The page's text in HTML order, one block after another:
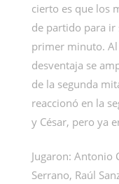
cierto es que los
de partido para ir
primer minuto.
desventaja se
de la segunda
reaccionó en la
y César, pero ya
Jugaron: Antonio
Serrano, Raúl